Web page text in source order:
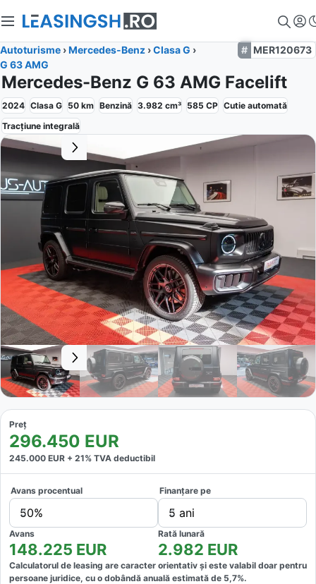
Autoturisme ›Mercedes-Benz ›Clasa G ›
G 63 AMG
MER120673
Mercedes-Benz G 63 AMG Facelift
2024 Clasa G 50 km Benzină 3.982 cm³ 585 CP Cutie automată
Tracțiune integrală
Preț
296.450 EUR
245.000 EUR + 21% TVA deductibil
Avans procentual
50%
Finanțare pe
5 ani
Avans
148.225 EUR
Rată lunară
2.982 EUR
Calculatorul de leasing are caracter orientativ și este valabil doar pentru
persoane juridice, cu o dobândă anuală estimată de 5,7%.